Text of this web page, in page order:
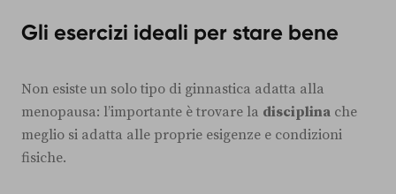
Gli esercizi ideali per stare bene
Non esiste un solo tipo di ginnastica adatta alla
menopausa: l’importante è trovare la disciplina che
meglio si adatta alle proprie esigenze e condizioni
fisiche.